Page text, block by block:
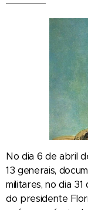
No dia 6 de abril
13 generais,
militares, no dia
do presidente